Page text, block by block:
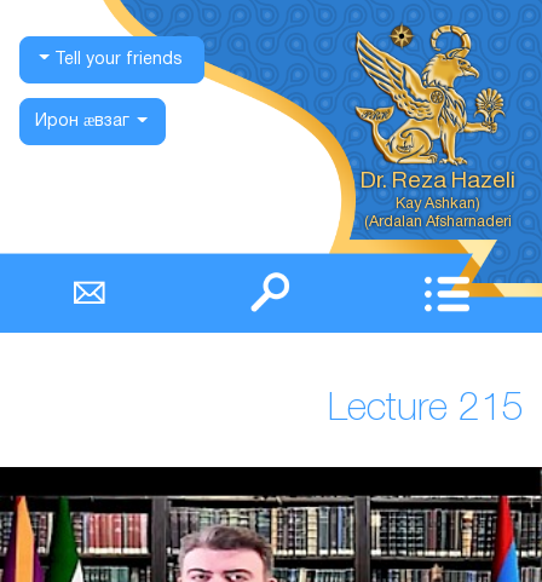
Dr. Reza Hazeli
Ardalan Afsharnaderi)
Tell your friends
Ирон ӕвзаг
Lecture 215